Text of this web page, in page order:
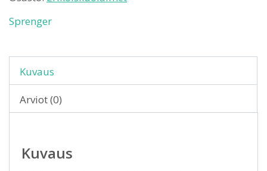
Sprenger
Kuvaus
Arviot (0)
Kuvaus